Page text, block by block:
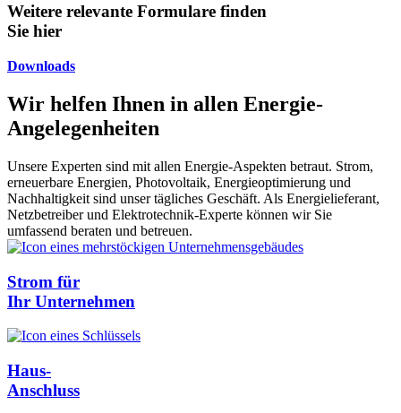
Weitere relevante Formulare finden
Sie hier
Downloads
Wir helfen Ihnen in allen Energie-
Angelegenheiten
Unsere Experten sind mit allen Energie-Aspekten betraut. Strom,
erneuerbare Energien, Photovoltaik, Energieoptimierung und
Nachhaltigkeit sind unser tägliches Geschäft. Als Energielieferant,
Netzbetreiber und Elektrotechnik-Experte können wir Sie
umfassend beraten und betreuen.
Strom für
Ihr Unternehmen
Haus-
Anschluss